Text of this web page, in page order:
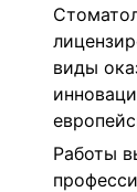
виды
Работы